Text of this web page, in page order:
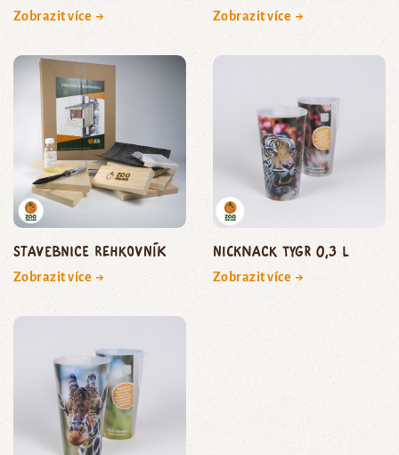
Zobrazit více → Zobrazit více →
Stavebnice rehkovník
Zobrazit více →
NickNack Tygr 0,3 l
Zobrazit více →